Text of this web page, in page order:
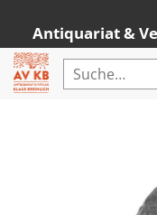
Antiquariat &